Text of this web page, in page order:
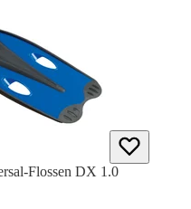
Flossen DX 1.0